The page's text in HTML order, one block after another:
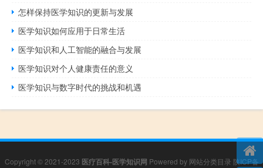
怎样保持医学知识的更新与发展
医学知识如何应用于日常生活
医学知识和人工智能的融合与发展
医学知识对个人健康责任的意义
医学知识与数字时代的挑战和机遇
Copyright © 2021-2023 医疗百科-医学知识网 Powered by 网站分类目录 陕ICP备